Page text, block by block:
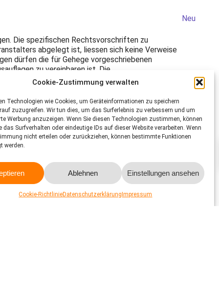
Cookie-Zustimmung verwalten
Technologien wie Cookies, um Geräteinformationen zu speichern
zuzugreifen. Wir tun dies, um das Surferlebnis zu verbessern und um
Werbung anzuzeigen. Wenn Sie diesen Technologien zustimmen, können
das Surfverhalten oder eindeutige IDs auf dieser Website verarbeiten. Wenn
nicht erteilen oder zurückziehen, können bestimmte Funktionen
werden.
Ablehnen Einstellungen ansehen
Cookie-RichtlinieDatenschutzerklärung Impressum
Neu
Die spezifischen Rechtsvorschriften zu
abgelegt ist, liessen sich keine Verweise
dürfen die für Gehege vorgeschriebenen
zu vereinbaren ist. Die
Bedürfnissen der Tiere stets angepasst sein.
Leider waren in Dompierre in vielen Fällen
Löblich zu erwähnen sind die wenigen, tiergerecht
die kleinen Behälter eine offensichtliche
Solange kein Kauf erfolgt, ist zudem auf die
Verkäufer sowie Veranstalterinnen und Veranstalter
werden sollen.
Tierhalter den Grundstein für eine tierfreundliche
und die korrekte Haltung zu informieren.
Körperlänge, Herkunft, Schutzstatus,
oder -broschüren, welche über die